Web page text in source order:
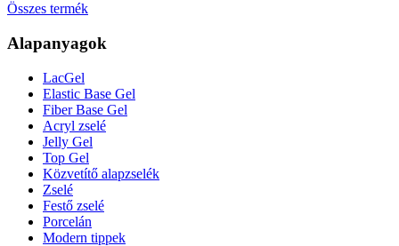
Összes termék
Alapanyagok
LacGel
Elastic Base Gel
Fiber Base Gel
Acryl zselé
Jelly Gel
Top Gel
Közvetítő alapzselék
Zselé
Festő zselé
Porcelán
Modern tippek